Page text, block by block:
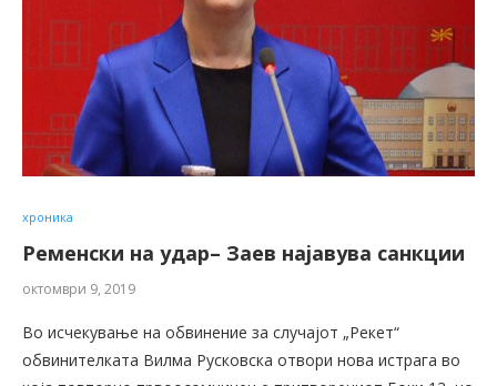
хроника
Ременски на удар– Заев најавува санкции
октомври 9, 2019
Во исчекување на обвинение за случајот „Рекет“
обвинителката Вилма Русковска отвори нова истрага во